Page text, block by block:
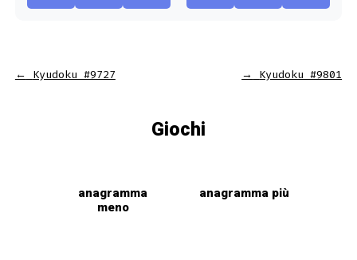
← Kyudoku #9727 → Kyudoku #9801
Giochi
anagramma
meno
anagramma più